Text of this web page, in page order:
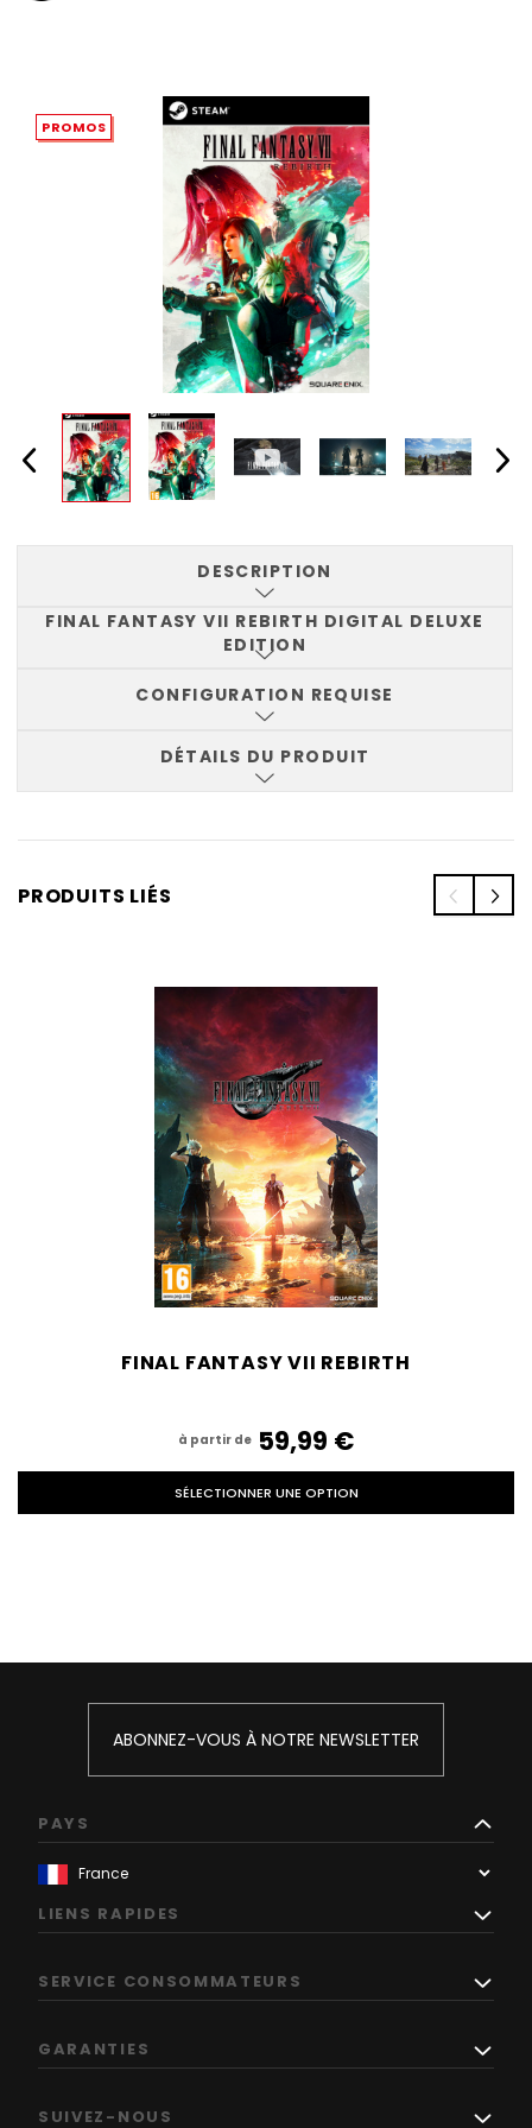
PROMOS
DESCRIPTION
FINAL FANTASY VII REBIRTH DIGITAL DELUXE
EDITION
CONFIGURATION REQUISE
DÉTAILS DU PRODUIT
PRODUITS LIÉS
FINAL FANTASY VII REBIRTH
à partir de 59,99‎ ‎€
SÉLECTIONNER UNE OPTION
ABONNEZ-VOUS À NOTRE NEWSLETTER
PAYS
LIENS RAPIDES
SERVICE CONSOMMATEURS
GARANTIES
SUIVEZ-NOUS